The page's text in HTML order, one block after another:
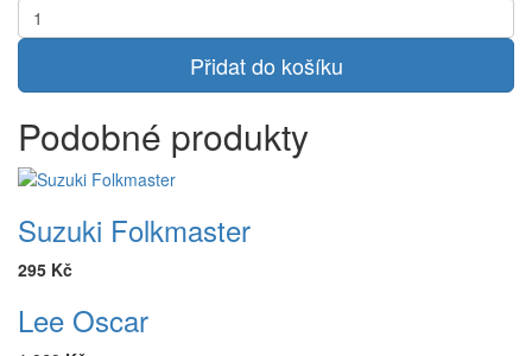
Přidat do košíku
Podobné produkty
Suzuki Folkmaster
295 Kč
Lee Oscar